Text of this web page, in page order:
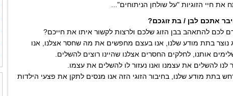
חיי הזוגיות "על שולחן הניתוחים"...
אתכם לבן / בת זוגכם?
לכם להתאהב בבן הזוג שלכם ולרצות לקשור איתו את חייכם?
נוצר בתת מודע שלנו, אנו בעצם מחפשים את מה שחסר אצלנו, אנו
אותנו, לחלקים החסרים אצלנו שהיינו רוצים להשלים.
לנו להשלים את עצמנו ואנו נעזור לו להשלים את עצמו.
בתת מודע שלנו, בחיבור הזוגי הזה אנו מנסים לתקן את פצעי הילדות